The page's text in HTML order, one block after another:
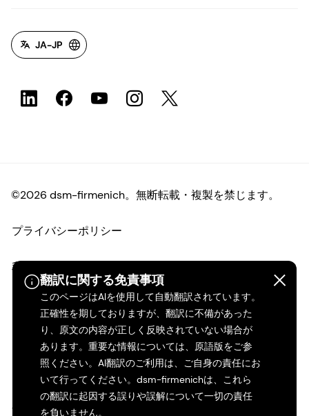
翻訳に関する免責事項
このページはAIを使用して自動翻訳されています。
正確性を期しておりますが、翻訳に不備があった
り、原文の内容が正しく反映されていない場合が
あります。重要な情報については、原語版をご参
照ください。AI翻訳のご利用は、ご自身の責任にお
いて行ってください。dsm-firmenichは、これら
の翻訳に起因する誤りや誤解について一切の責任
を負いません。
JA-JP
©2026 dsm-firmenich。無断転載・複製を禁じます。
プライバシーポリシー
利用規約
ご利用条件
カリフォルニアの透明性
アクセシビリティ・ステートメント
法的情報